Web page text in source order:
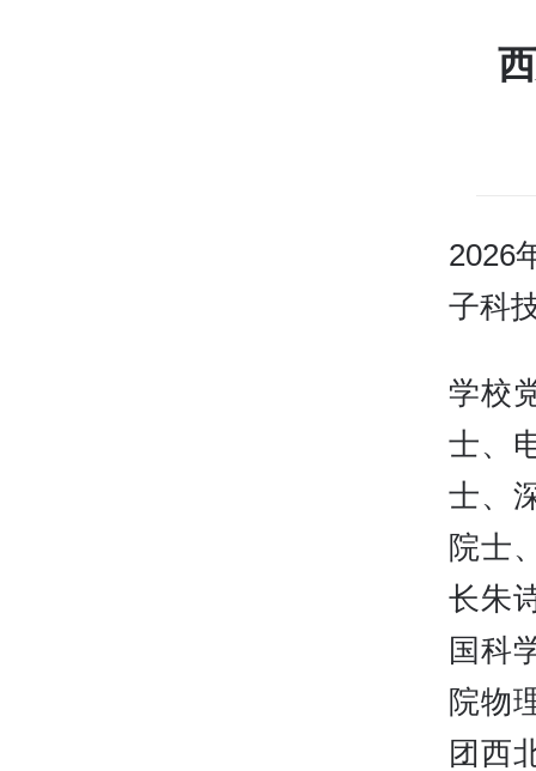
2026
子科
学校
士、
士、
院士
长朱
国科
院物
团西